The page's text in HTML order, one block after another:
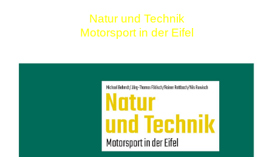
Natur und Technik
Motorsport in der Eifel